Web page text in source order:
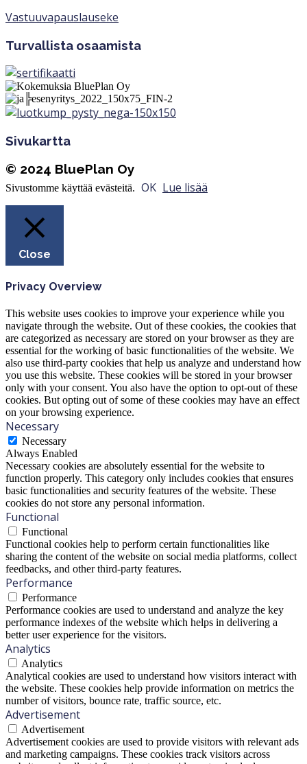
Vastuuvapauslauseke
Turvallista osaamista
Sivukartta
© 2024 BluePlan Oy
Sivustomme käyttää evästeitä. OK Lue lisää
Close
Privacy Overview
This website uses cookies to improve your experience while you
navigate through the website. Out of these cookies, the cookies that
are categorized as necessary are stored on your browser as they are
essential for the working of basic functionalities of the website. We
also use third-party cookies that help us analyze and understand how
you use this website. These cookies will be stored in your browser
only with your consent. You also have the option to opt-out of these
cookies. But opting out of some of these cookies may have an effect
on your browsing experience.
Necessary
Necessary
Always Enabled
Necessary cookies are absolutely essential for the website to
function properly. This category only includes cookies that ensures
basic functionalities and security features of the website. These
cookies do not store any personal information.
Functional
Functional
Functional cookies help to perform certain functionalities like
sharing the content of the website on social media platforms, collect
feedbacks, and other third-party features.
Performance
Performance
Performance cookies are used to understand and analyze the key
performance indexes of the website which helps in delivering a
better user experience for the visitors.
Analytics
Analytics
Analytical cookies are used to understand how visitors interact with
the website. These cookies help provide information on metrics the
number of visitors, bounce rate, traffic source, etc.
Advertisement
Advertisement
Advertisement cookies are used to provide visitors with relevant ads
and marketing campaigns. These cookies track visitors across